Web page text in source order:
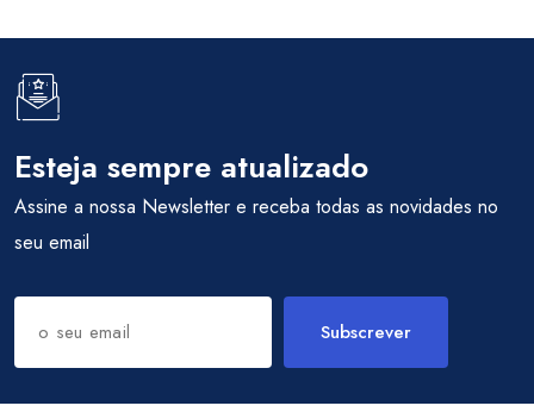
Esteja sempre atualizado
Assine a nossa Newsletter e receba todas as novidades no
seu email
Subscrever